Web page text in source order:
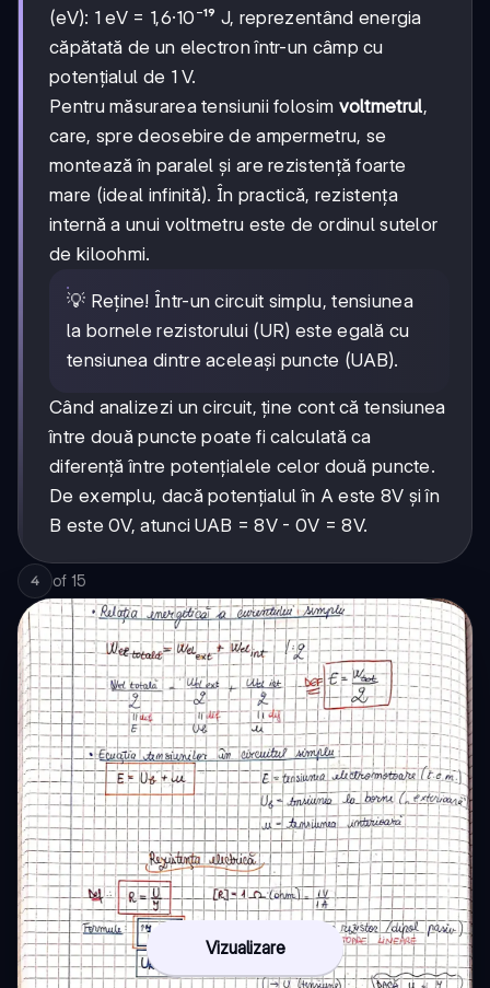
(eV): 1 eV = 1,6·10⁻¹⁹ J, reprezentând energia
căpătată de un electron într-un câmp cu
potențialul de 1 V.
Pentru măsurarea tensiunii folosim voltmetrul,
care, spre deosebire de ampermetru, se
montează în paralel și are rezistență foarte
mare (ideal infinită). În practică, rezistența
internă a unui voltmetru este de ordinul sutelor
de kiloohmi.
💡 Reține! Într-un circuit simplu, tensiunea
la bornele rezistorului (UR) este egală cu
tensiunea dintre aceleași puncte (UAB).
Când analizezi un circuit, ține cont că tensiunea
între două puncte poate fi calculată ca
diferență între potențialele celor două puncte.
De exemplu, dacă potențialul în A este 8V și în
B este 0V, atunci UAB = 8V - 0V = 8V.
4 of 15
Vizualizare